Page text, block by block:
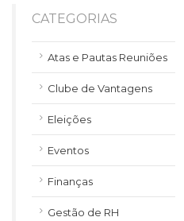
CATEGORIAS
Atas e Pautas Reuniões
Clube de Vantagens
Eleições
Eventos
Finanças
Gestão de RH